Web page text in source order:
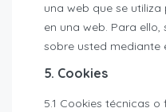
una web que se
en una web. Para
sobre usted mediante
5. Cookies
5.1 Cookies técnicas o